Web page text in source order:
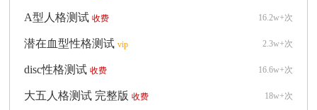
16.2w+次
A型人格测试 收费
2.3w+次
潜在血型性格测试 vip
16.6w+次
disc性格测试 收费
18w+次
大五人格测试 完整版 收费